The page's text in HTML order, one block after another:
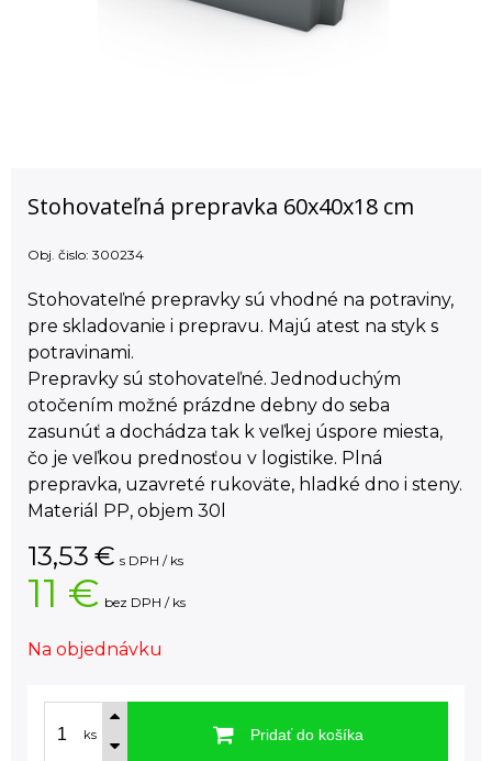
Stohovateľná prepravka 60x40x18 cm
Obj. čislo: 300234
Stohovateľné prepravky sú vhodné na potraviny,
pre skladovanie i prepravu. Majú atest na styk s
potravinami.
Prepravky sú stohovateľné. Jednoduchým
otočením možné prázdne debny do seba
zasunúť a dochádza tak k veľkej úspore miesta,
čo je veľkou prednosťou v logistike. Plná
prepravka, uzavreté rukoväte, hladké dno i steny.
Materiál PP, objem 30l
13,53 € s DPH / ks
11 € bez DPH / ks
Na objednávku
ks Pridať do košíka